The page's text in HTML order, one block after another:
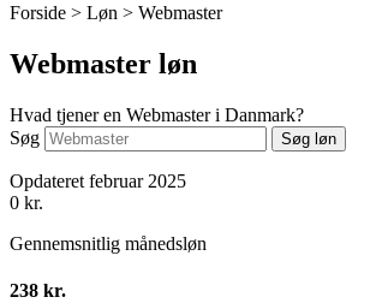
Forside > Løn > Webmaster
Webmaster løn
Hvad tjener en Webmaster i Danmark?
Søg
Søg løn
Opdateret februar 2025
0 kr.
Gennemsnitlig månedsløn
238 kr.